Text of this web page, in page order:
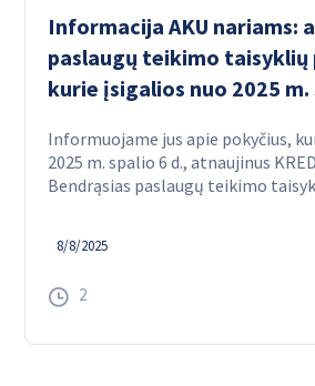
Informacija AKU nariams:
paslaugų teikimo taisyklių
kurie įsigalios nuo 2025 m.
Informuojame jus apie pokyčius,
2025 m. spalio 6 d., atnaujinus
Bendrąsias paslaugų teikimo
8/8/2025
2